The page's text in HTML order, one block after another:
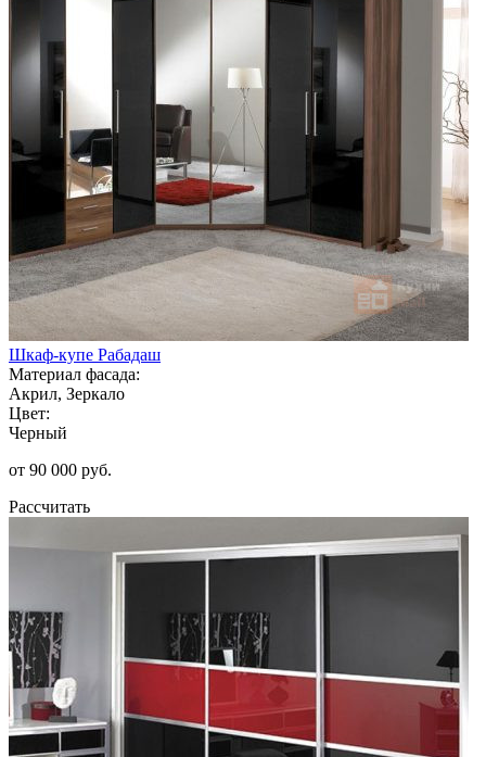
Шкаф-купе Рабадаш
Материал фасада:
Акрил, Зеркало
Цвет:
Черный
от 90 000 руб.
Рассчитать